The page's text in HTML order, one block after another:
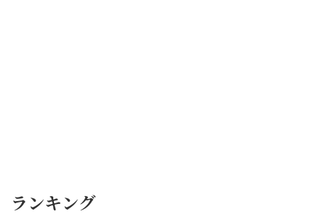
ランキング